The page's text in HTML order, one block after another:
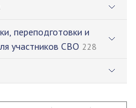
переподготовки и
участников СВО 228